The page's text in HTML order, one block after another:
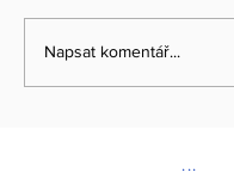
Napsat komentář...
...